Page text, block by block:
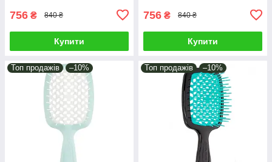
756 ₴ 840 ₴
Купити
756 ₴ 840 ₴
Купити
Топ продажів –10% Топ продажів –10%